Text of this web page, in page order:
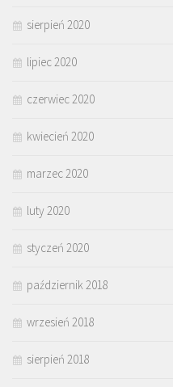
sierpień 2020
lipiec 2020
czerwiec 2020
kwiecień 2020
marzec 2020
luty 2020
styczeń 2020
październik 2018
wrzesień 2018
sierpień 2018